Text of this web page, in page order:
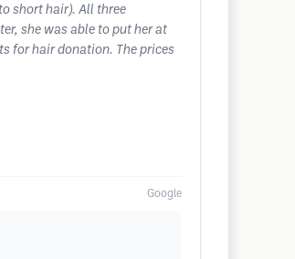
short hair). All three
she was able to put her at
for hair donation. The prices
Google